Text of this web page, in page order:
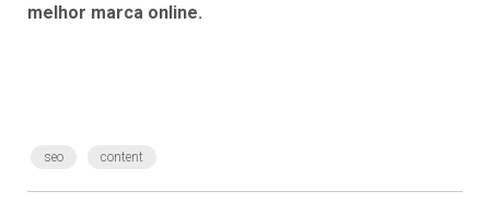
melhor marca online.
seo content